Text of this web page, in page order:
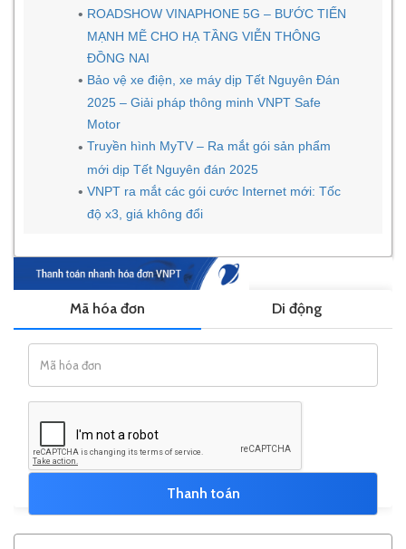
ROADSHOW VINAPHONE 5G – BƯỚC TIẾN
MẠNH MẼ CHO HẠ TẦNG VIỄN THÔNG
ĐỒNG NAI
Bảo vệ xe điện, xe máy dịp Tết Nguyên Đán
2025 – Giải pháp thông minh VNPT Safe
Motor
Truyền hình MyTV – Ra mắt gói sản phẩm
mới dịp Tết Nguyên đán 2025
VNPT ra mắt các gói cước Internet mới: Tốc
độ x3, giá không đổi